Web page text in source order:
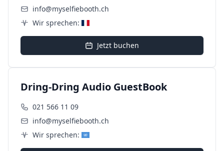
info@myselfiebooth.ch
Wir sprechen:
Jetzt buchen
Dring-Dring Audio GuestBook
021 566 11 09
info@myselfiebooth.ch
Wir sprechen: